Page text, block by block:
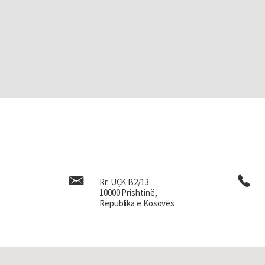
Rr. UÇK B2/13.
10000 Prishtinë,
Republika e Kosovës